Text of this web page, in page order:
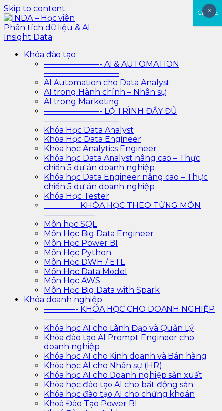
Skip to content
INDA – Học viên Phân tích dữ liệu & AI Insight Data
INDA – Học viện Đào tạo phân tích dữ liệu & AI chuyên
sâu cho ngành ngân hàng – bảo hiểm – chứng khoán
và doanh nghiệp với các project thực tế, cá nhân hóa
lộ trình với AI
Khóa đào tạo
———————- AI & AUTOMATION
—————————–
AI Automation cho Data Analyst
AI trong Hành chính – Nhân sự
AI trong Marketing
———————- LỘ TRÌNH ĐẦY ĐỦ
—————————–
Khóa Học Data Analyst
Khóa Học Data Engineer
Khóa học Analytics Engineer
Khóa học Data Analyst nâng cao – Thực
chiến 5 dự án doanh nghiệp
Khóa học Data Engineer nâng cao – Thực
chiến 5 dự án doanh nghiệp
Khóa Học Tester
————- KHÓA HỌC THEO TỪNG MÔN
——————–
Môn học SQL
Môn Học Big Data Engineer
Môn Học Power BI
Môn Học Python
Môn Học DWH / ETL
Môn Học Data Model
Môn Học AWS
Môn Học Big Data with Spark
Khóa doanh nghiệp
————- KHÓA HỌC CHO DOANH NGHIỆP
——————–
Khóa học AI cho Lãnh Đạo và Quản Lý
Khóa đào tạo AI Prompt Engineer cho
doanh nghiệp
Khóa học AI cho Kinh doanh và Bán hàng
Khóa học AI cho Nhân sự (HR)
Khóa học AI cho Doanh nghiệp sản xuất
Khóa học đào tạo AI cho bất động sản
Khóa học đào tạo AI cho chứng khoán
Khoá Đào Tạo Power BI
×
CLOSE
×